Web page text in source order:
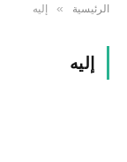
الرئيسية » إليه
إليه